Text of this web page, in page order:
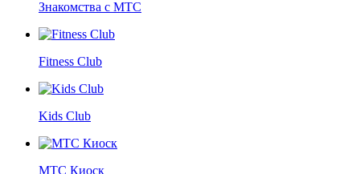
Знакомства с МТС
Fitness Club
Kids Club
МТС Киоск